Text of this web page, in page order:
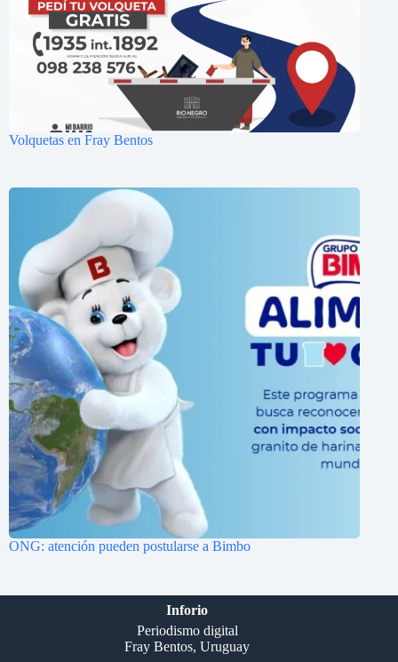
Volquetas en Fray Bentos
ONG: atención pueden postularse a Bimbo
Inforio
Periodismo digital
Fray Bentos, Uruguay